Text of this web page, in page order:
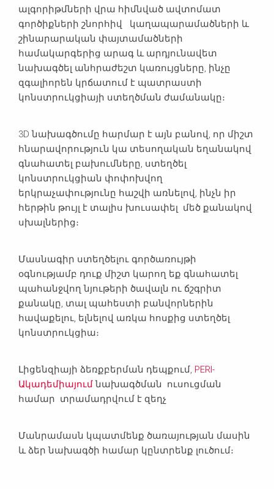
ալգորիթմների վրա հիմնված ավտոմատ
գործիքների շնորհիվ կաղապարամածների և
շինարարական փայտամածների
համակարգերից արագ և արդյունավետ
նախագծել անհրաժեշտ կառույցները, ինչը
զգալիորեն կրճատում է պատրաստի
կոնստրուկցիայի ստեղծման ժամանակը։
3D նախագծումը հարմար է այն բանով, որ միշտ
հնարավորություն կա տեսողական եղանակով
գնահատել բախումները, ստեղծել
կոնստրուկցիան փոփոխվող
երկրաչափությունը հաշվի առնելով, ինչն իր
հերթին թույլ է տալիս խուսափել մեծ քանակով
սխալներից։
Մասնագիր ստեղծելու գործառույթի
օգնությամբ դուք միշտ կարող եք գնահատել
պահանջվող նյութերի ծավալն ու ճշգրիտ
քանակը, տալ պահեստի բանվորներին
հավաքելու, ելնելով առկա հոսքից ստեղծել
կոնստրուկցիա։
Լիցենզիայի ձեռքբերման դեպքում, PERI-
Ակադեմիայումնախագծման ուսուցման
համար տրամադրվում է զեղչ
Մանրամասն կպատմենք ծառայության մասին
և ձեր նախագծի համար կընտրենք լուծում։